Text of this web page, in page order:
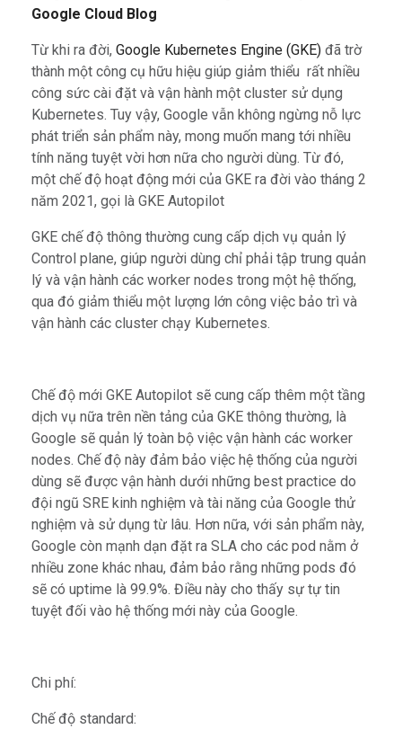
Google Cloud Blog
Từ khi ra đời, Google Kubernetes Engine (GKE) đã trờ
thành một công cụ hữu hiệu giúp giảm thiểu rất nhiều
công sức cài đặt và vận hành một cluster sử dụng
Kubernetes. Tuy vậy, Google vẫn không ngừng nỗ lực
phát triển sản phẩm này, mong muốn mang tới nhiều
tính năng tuyệt vời hơn nữa cho người dùng. Từ đó,
một chế độ hoạt động mới của GKE ra đời vào tháng 2
năm 2021, gọi là GKE Autopilot
GKE chế độ thông thường cung cấp dịch vụ quản lý
Control plane, giúp người dùng chỉ phải tập trung quản
lý và vận hành các worker nodes trong một hệ thống,
qua đó giảm thiểu một lượng lớn công việc bảo trì và
vận hành các cluster chạy Kubernetes.
Chế độ mới GKE Autopilot sẽ cung cấp thêm một tầng
dịch vụ nữa trên nền tảng của GKE thông thường, là
Google sẽ quản lý toàn bộ việc vận hành các worker
nodes. Chế độ này đảm bảo việc hệ thống của người
dùng sẽ được vận hành dưới những best practice do
đội ngũ SRE kinh nghiệm và tài năng của Google thử
nghiệm và sử dụng từ lâu. Hơn nữa, với sản phẩm này,
Google còn mạnh dạn đặt ra SLA cho các pod nằm ở
nhiều zone khác nhau, đảm bảo rằng những pods đó
sẽ có uptime là 99.9%. Điều này cho thấy sự tự tin
tuyệt đối vào hệ thống mới này của Google.
Chi phí:
Chế độ standard: